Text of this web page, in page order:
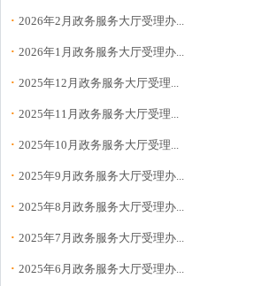
· 2026年2月政务服务大厅受理办...
· 2026年1月政务服务大厅受理办...
· 2025年12月政务服务大厅受理...
· 2025年11月政务服务大厅受理...
· 2025年10月政务服务大厅受理...
· 2025年9月政务服务大厅受理办...
· 2025年8月政务服务大厅受理办...
· 2025年7月政务服务大厅受理办...
· 2025年6月政务服务大厅受理办...